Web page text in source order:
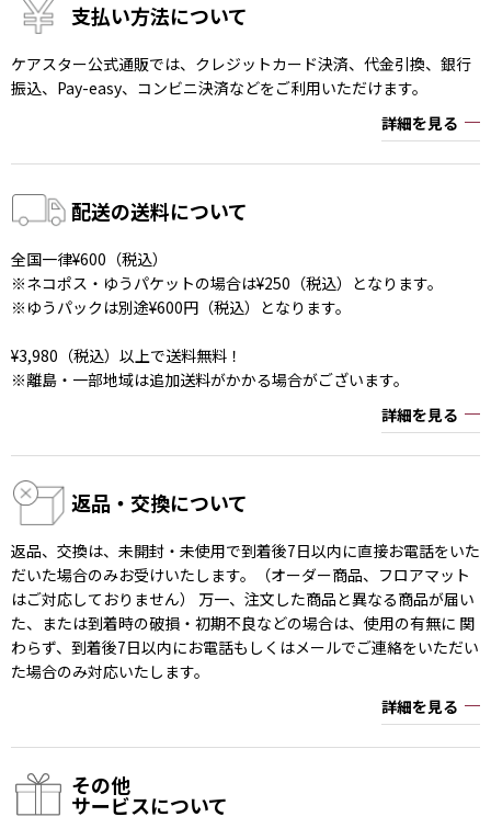
支払い方法について
ケアスター公式通販では、クレジットカード決済、代金引換、銀行
振込、Pay-easy、コンビニ決済などをご利用いただけます。
詳細を見る
配送の送料について
全国一律¥600（税込）
※ネコポス・ゆうパケットの場合は¥250（税込）となります。
※ゆうパックは別途¥600円（税込）となります。
¥3,980（税込）以上で送料無料！
※離島・一部地域は追加送料がかかる場合がございます。
詳細を見る
返品・交換について
返品、交換は、未開封・未使用で到着後7日以内に直接お電話をいた
だいた場合のみお受けいたします。（オーダー商品、フロアマット
はご対応しておりません） 万一、注文した商品と異なる商品が届い
た、または到着時の破損・初期不良などの場合は、使用の有無に 関
わらず、到着後7日以内にお電話もしくはメールでご連絡をいただい
た場合のみ対応いたします。
詳細を見る
その他
サービスについて